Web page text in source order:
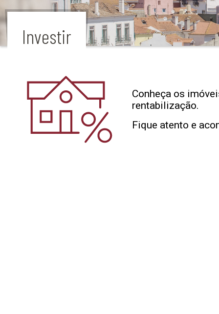
Investir
Conheça os
rentabilização.
Fique atento e